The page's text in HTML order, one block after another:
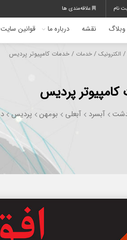
نام علاقه‌مندی ها
وبلاگ نقشه درباره ما قوانین سایت
/ الکترونیک / خدمات / خدمات کامپیوتر پردیس
پردیس
آبسرد آبعلی بومهن پردیس